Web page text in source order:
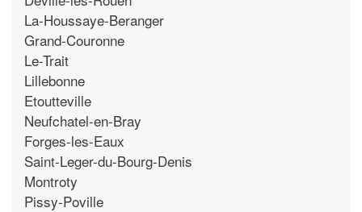
La-Houssaye-Beranger
Grand-Couronne
Le-Trait
Lillebonne
Etoutteville
Neufchatel-en-Bray
Forges-les-Eaux
Saint-Leger-du-Bourg-Denis
Montroty
Pissy-Poville